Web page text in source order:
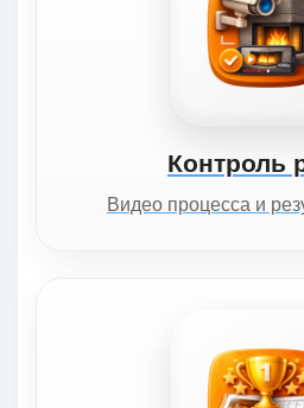
Контроль
Видео процесса и